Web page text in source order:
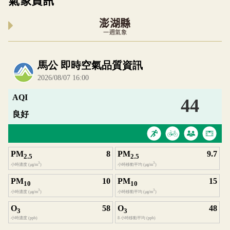
澎湖縣
一週氣象
內嵌空氣品質小工具為視覺預覽，完整即時空